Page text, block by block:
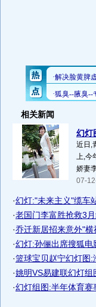
相关新闻
幻灯
近日,
上,今
娇妻
07-
·幻灯:"未来主义"缆车
·老国门李富胜抢救3
·乔迁新居招来意外"横
·幻灯:孙俪出席搜狐电
·篮球宝贝赵宁幻灯图:
·姚明VS易建联幻灯
·幻灯组图:半年体育